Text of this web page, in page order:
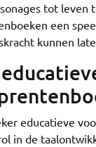
tot leven
een
kunnen
educatieve
in de